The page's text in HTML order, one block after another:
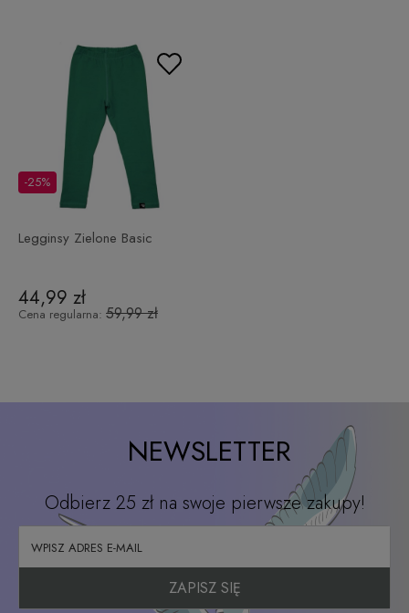
Legginsy Zielone Basic
44,99 zł
-25%
Cena regularna: 59,99 zł
NEWSLETTER
Odbierz 25 zł na swoje pierwsze zakupy!
ZAPISZ SIĘ